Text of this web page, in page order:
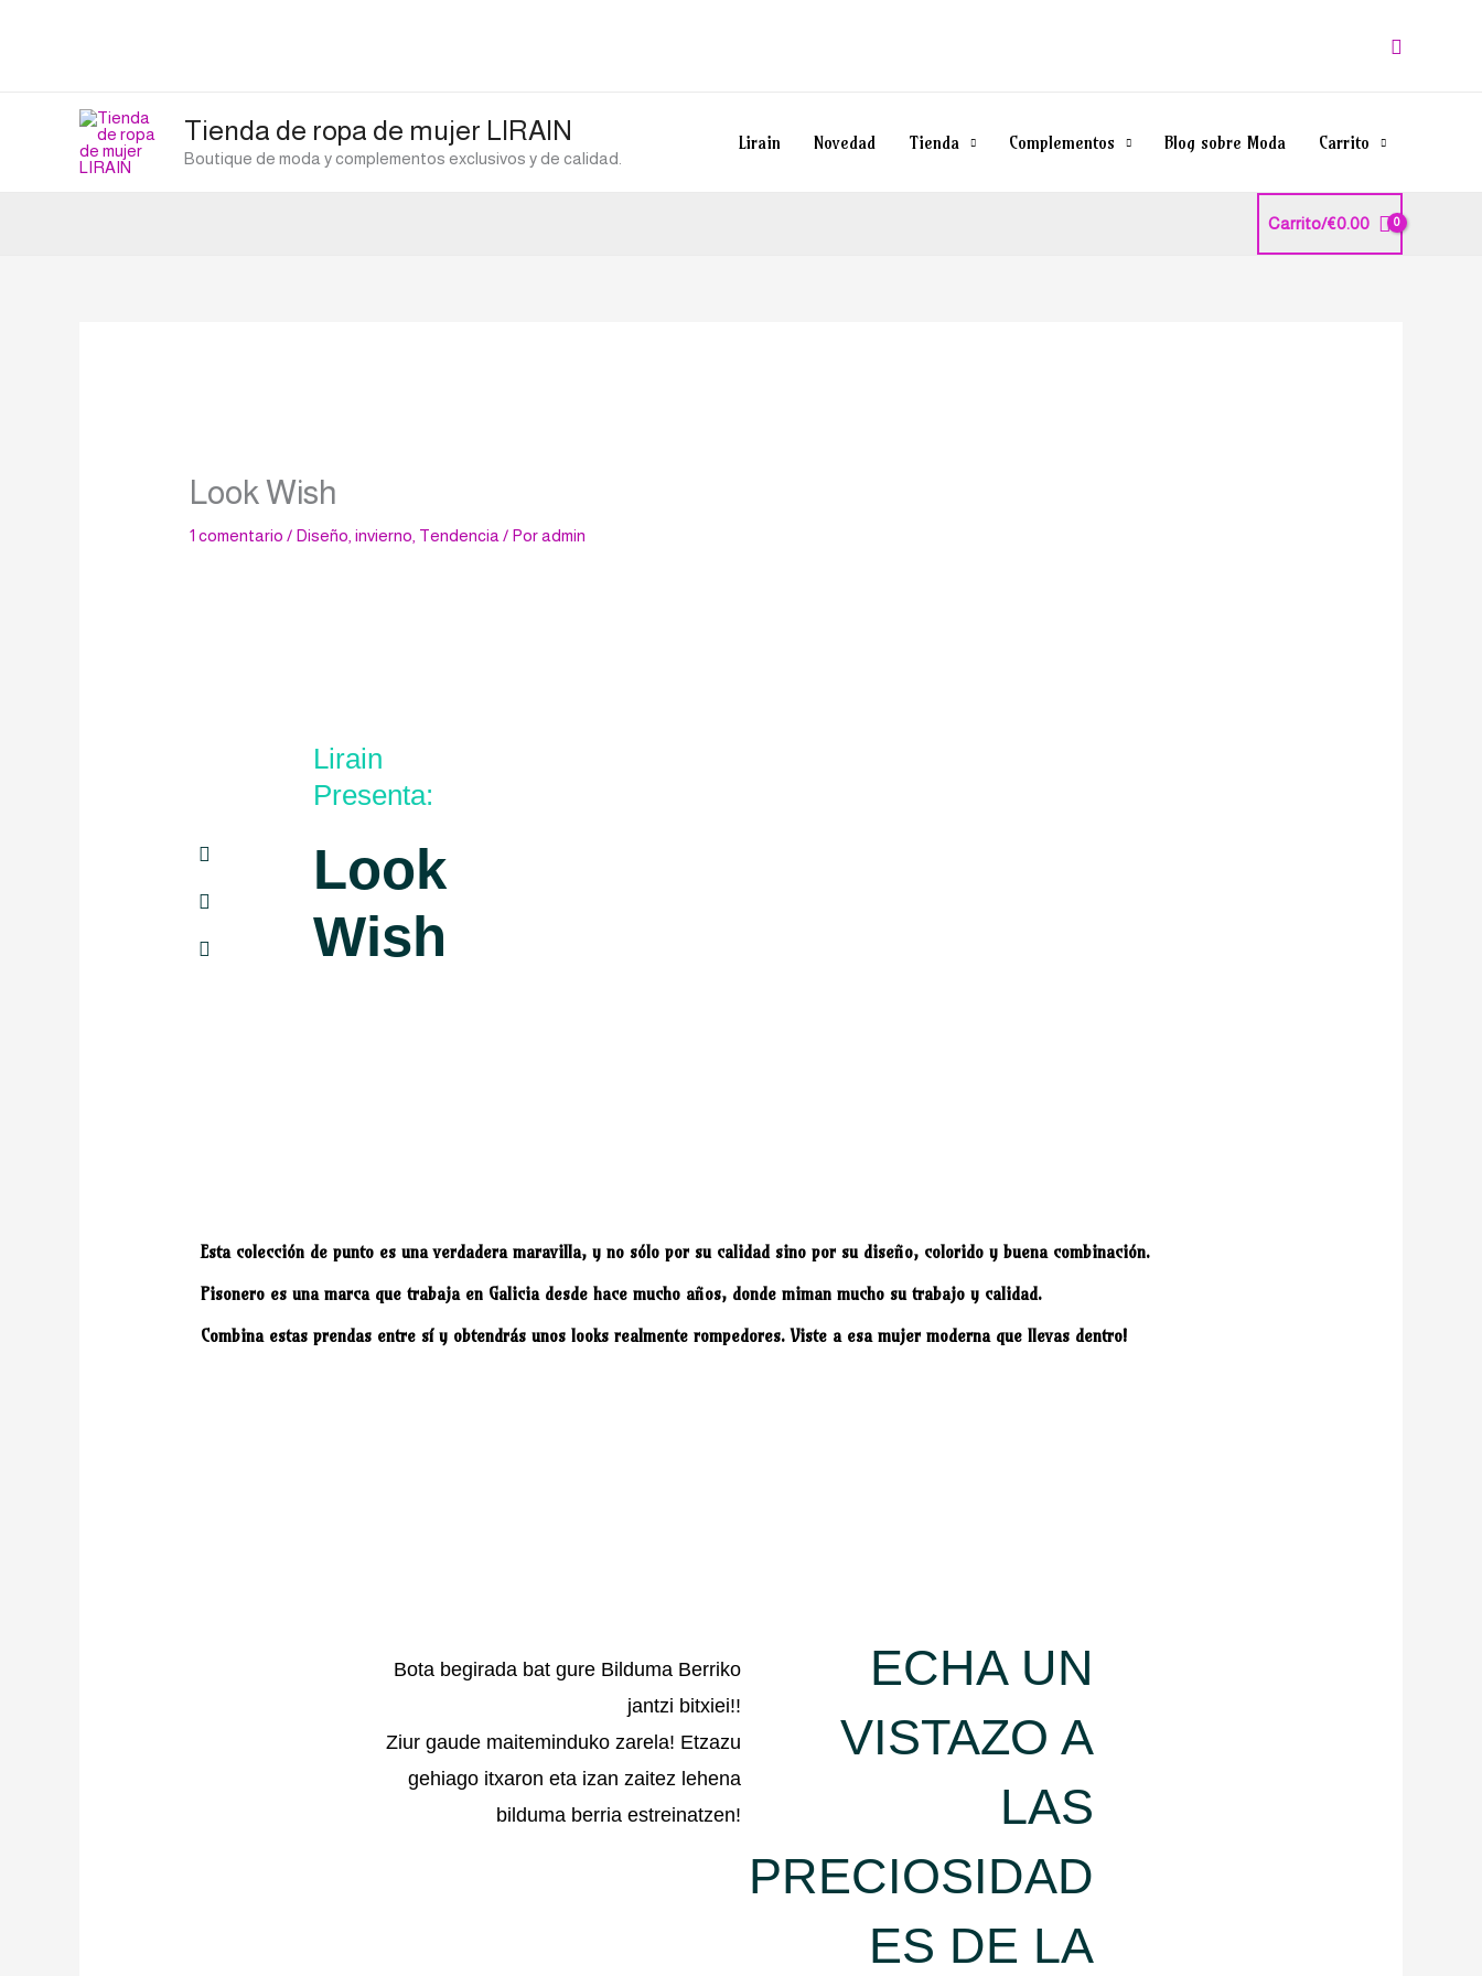
Buscar
Tienda de ropa de mujer LIRAIN
Boutique de moda y complementos exclusivos y de calidad.
Lirain Novedad Tienda Complementos Blog sobre Moda Carrito
Carrito/€0.00
Look Wish
1 comentario / Diseño ,invierno Tendencia / Poradmin
Lirain
Presenta:
Look
Wish
Esta colección de punto es una verdadera maravilla, y no sólo por su calidad sino por su diseño, colorido y buena combinación.
Pisonero es una marca que trabaja en Galicia desde hace mucho años, donde miman mucho su trabajo y calidad.
Combina estas prendas entre sí y obtendrás unos looks realmente rompedores. Viste a esa mujer moderna que llevas dentro!
Bota begirada bat gure Bilduma Berriko
jantzi bitxiei!!
Ziur gaude maiteminduko zarela! Etzazu
gehiago itxaron eta izan zaitez lehena
bilduma berria estreinatzen!
ECHA UN
VISTAZO A
LAS
PRECIOSIDAD
ES DE LA